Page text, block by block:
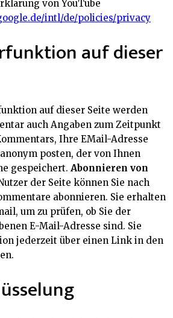
von YouTube
intl/de/policies/privacy
auf dieser
auf dieser Seite werden
auch Angaben zum Zeitpunkt
Ihre EMail-Adresse
posten, der von Ihnen
gespeichert. Abonnieren von
der Seite können Sie nach
abonnieren. Sie erhalten
um zu prüfen, ob Sie der
E-Mail-Adresse sind. Sie
jederzeit über einen Link in den